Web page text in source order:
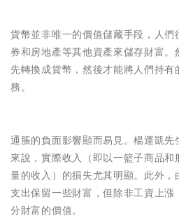
貨幣並非唯一的價值儲藏手段，人
券和房地產等其他資產來儲存財富
先轉換成貨幣，然後才能將人們持
務。
通脹的負面影響顯而易見。楊運凱
來說，實際收入（即以一籃子商品
量的收入）的損失尤其明顯。此外
支出保留一些財富，但除非工資上
分財富的價值。